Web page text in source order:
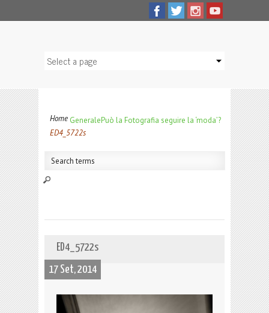
Home GeneralePuò la Fotografia seguire la ‘moda’?
ED4_5722s
ED4_5722s
17 Set, 2014